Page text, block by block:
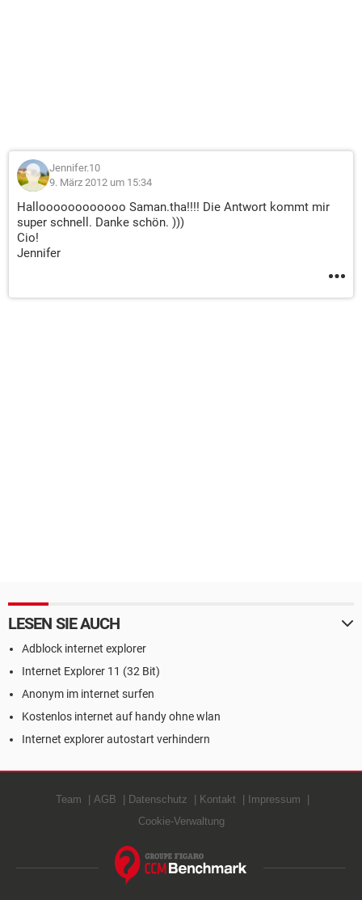
Jennifer.10
9. März 2012 um 15:34
Halloooooooooooo Saman.tha!!!! Die Antwort kommt mir
super schnell. Danke schön. )))
Cio!
Jennifer
LESEN SIE AUCH
Adblock internet explorer
Internet Explorer 11 (32 Bit)
Anonym im internet surfen
Kostenlos internet auf handy ohne wlan
Internet explorer autostart verhindern
Team AGB Datenschutz Kontakt
Impressum
Cookie-Verwaltung